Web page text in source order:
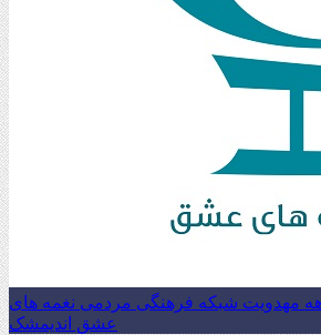
مهدویت شبکه فرهنگی مردمی نغمه های
عشق اندیمشک